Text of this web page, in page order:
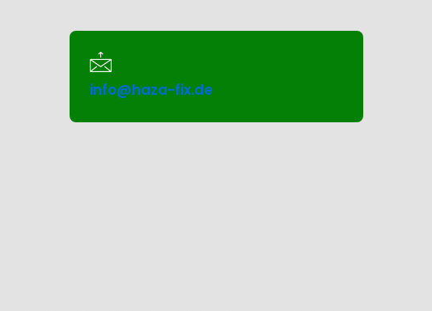
info@haza-fix.de